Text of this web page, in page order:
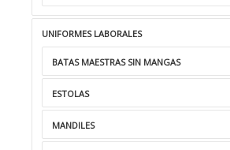
UNIFORMES LABORALES
BATAS MAESTRAS SIN MANGAS
ESTOLAS
MANDILES